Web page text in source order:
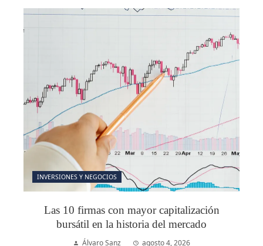
INVERSIONES Y NEGOCIOS
Las 10 firmas con mayor capitalización
bursátil en la historia del mercado
Álvaro Sanz agosto 4, 2026